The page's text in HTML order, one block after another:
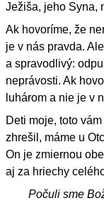
Ježiša, jeho Syna,
Ak hovoríme, že
je v nás pravda.
a spravodlivý:
neprávosti. Ak
luhárom a nie je v
Deti moje, toto
zhrešil, máme u
On je zmiernou
aj za hriechy
Počuli sme